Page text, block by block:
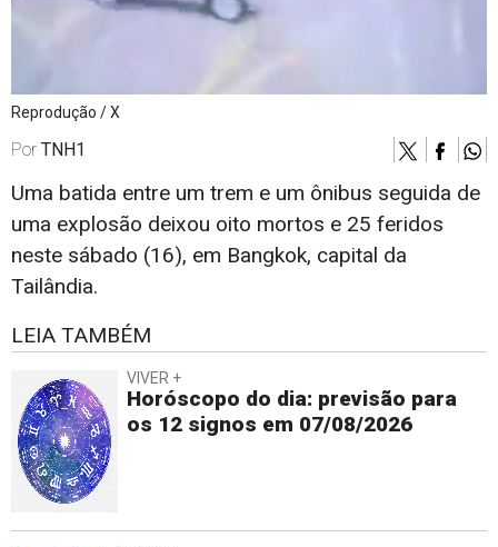
Reprodução / X
Por TNH1
Uma batida entre um trem e um ônibus seguida de
uma explosão deixou oito mortos e 25 feridos
neste sábado (16), em Bangkok, capital da
Tailândia.
LEIA TAMBÉM
VIVER +
Horóscopo do dia: previsão para
os 12 signos em 07/08/2026